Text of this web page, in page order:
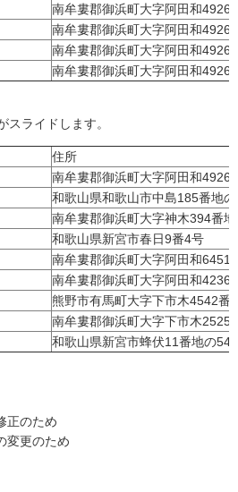
南牟婁郡御浜町大字阿田和4926
南牟婁郡御浜町大字阿田和4926
南牟婁郡御浜町大字阿田和4926
南牟婁郡御浜町大字阿田和4926
ライドします。
住所
南牟婁郡御浜町大字阿田和4926
和歌山県和歌山市中島185番地
南牟婁郡御浜町大字神木394番地
和歌山県新宮市春日9番4号
南牟婁郡御浜町大字阿田和6451
南牟婁郡御浜町大字阿田和4236
熊野市有馬町大字下市木4542番
南牟婁郡御浜町大字下市木2525
和歌山県新宮市蜂伏11番地の54
正のため
変更のため